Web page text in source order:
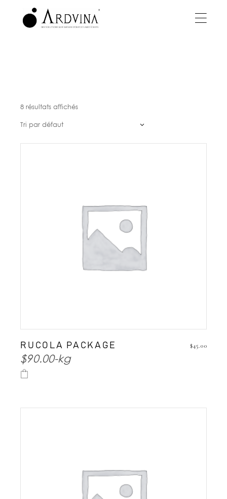
content
8 résultats affichés
Tri par défaut
RUCOLA PACKAGE $45.00
$90.00-kg